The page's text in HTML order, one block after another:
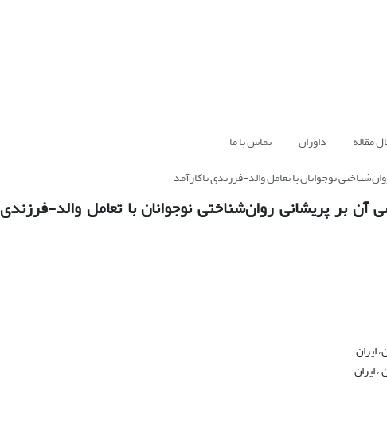
مقاله داوران
تماس با ما
نوجوانان با تعامل والد-فرزندی ناکارآمد
بر پریشانی روان‌شناختی نوجوانان با تعامل والد-فرزندی
ایران.
ایران.